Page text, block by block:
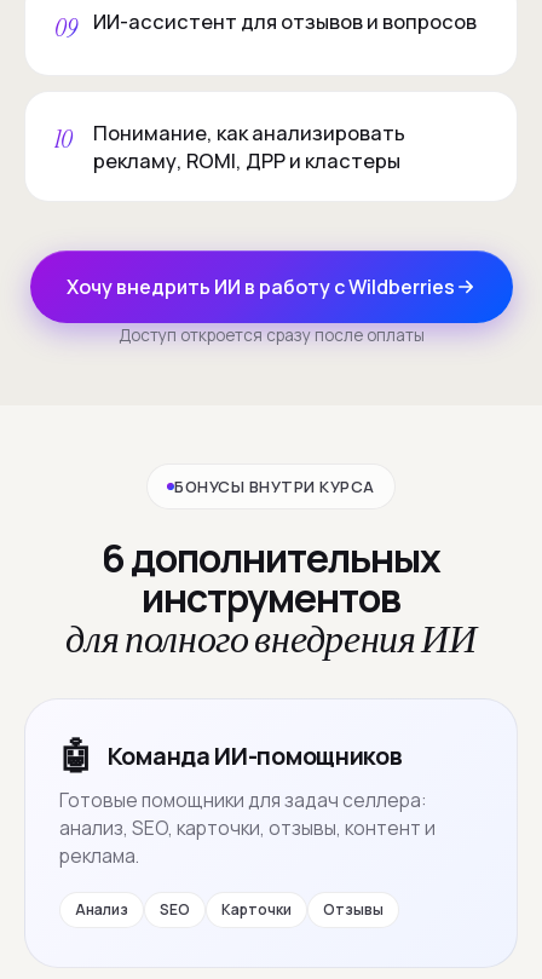
09 ИИ-ассистент для отзывов и вопросов
10
Понимание, как анализировать
рекламу, ROMI, ДРР и кластеры
Хочу внедрить ИИ в работу с Wildberries
Доступ откроется сразу после оплаты
БОНУСЫ ВНУТРИ КУРСА
6 дополнительных
инструментов
для полного внедрения ИИ
🤖 Команда ИИ-помощников
Готовые помощники для задач селлера:
анализ, SEO, карточки, отзывы, контент и
реклама.
Анализ SEO Карточки Отзывы